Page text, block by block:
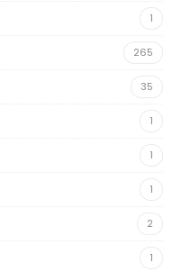
1
265
35
1
1
1
2
1